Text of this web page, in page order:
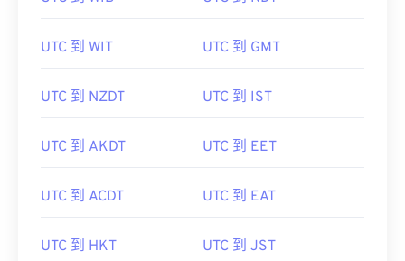
UTC 到 WIT UTC 到 GMT
UTC 到 NZDT UTC 到 IST
UTC 到 AKDT UTC 到 EET
UTC 到 ACDT UTC 到 EAT
UTC 到 HKT UTC 到 JST